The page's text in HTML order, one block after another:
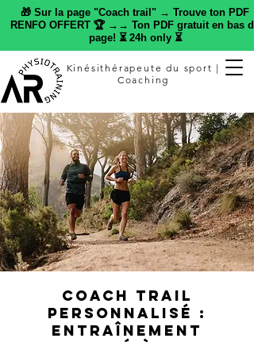
🎁 Sur la page "Coach trail" → Trouve ton PDF
RENFO OFFERT 🏆 →→ Ton PDF gratuit en bas de
page! ⏳ 24h only ⏳
Kinésithérapeute du sport |
Coaching
Coach trail
personnalisé :
entraînement